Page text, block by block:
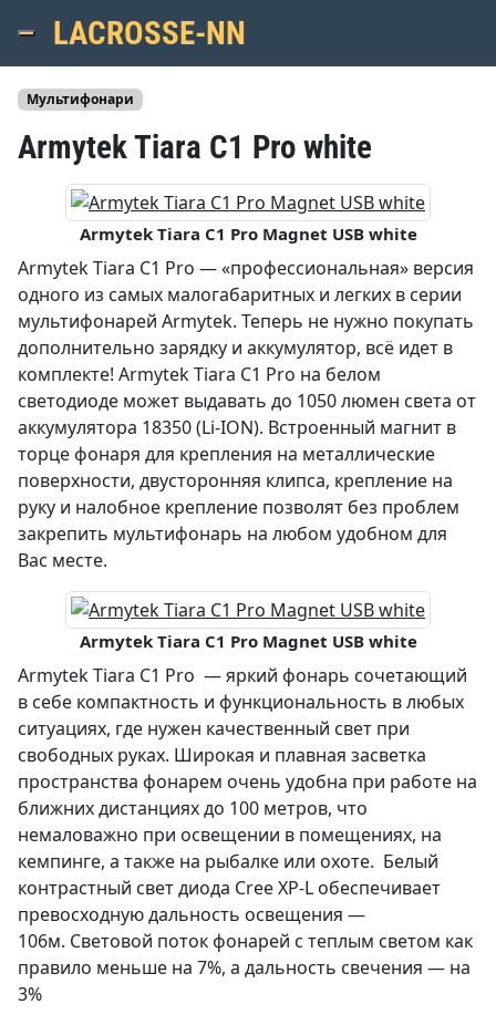
MenuLACROSSE-NN
Мультифонари
Armytek Tiara C1 Pro white
Armytek Tiara C1 Pro Magnet USB white
Armytek Tiara C1 Pro — «профессиональная» версия
одного из самых малогабаритных и легких в серии
мультифонарей Armytek. Теперь не нужно покупать
дополнительно зарядку и аккумулятор, всё идет в
комплекте! Armytek Tiara C1 Pro на белом
светодиоде может выдавать до 1050 люмен света от
аккумулятора 18350 (Li-ION). Встроенный магнит в
торце фонаря для крепления на металлические
поверхности, двусторонняя клипса, крепление на
руку и налобное крепление позволят без проблем
закрепить мультифонарь на любом удобном для
Вас месте.
Armytek Tiara C1 Pro Magnet USB white
Armytek Tiara C1 Pro — яркий фонарь сочетающий
в себе компактность и функциональность в любых
ситуациях, где нужен качественный свет при
свободных руках. Широкая и плавная засветка
пространства фонарем очень удобна при работе на
ближних дистанциях до 100 метров, что
немаловажно при освещении в помещениях, на
кемпинге, а также на рыбалке или охоте. Белый
контрастный свет диода Cree XP-L обеспечивает
превосходную дальность освещения —
106м. Световой поток фонарей с теплым светом как
правило меньше на 7%, а дальность свечения — на
3%